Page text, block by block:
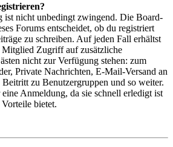
ist nicht unbedingt zwingend. Die Board-
Forums entscheidet, ob du registriert
zu schreiben. Auf jeden Fall erhältst
Mitglied Zugriff auf zusätzliche
nicht zur Verfügung stehen: zum
Private Nachrichten, E-Mail-Versand an
zu Benutzergruppen und so weiter.
Anmeldung, da sie schnell erledigt ist
bietet.